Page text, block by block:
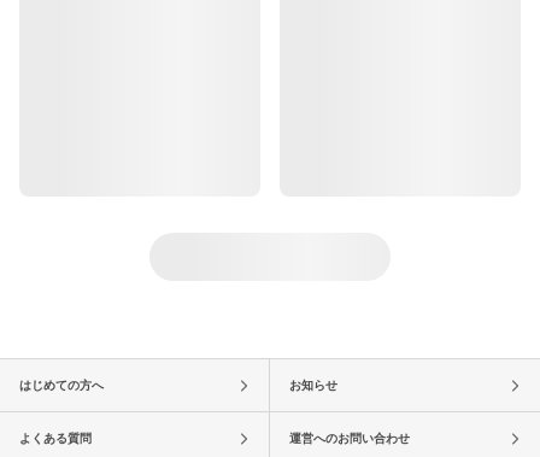
はじめての方へ お知らせ
よくある質問 運営へのお問い合わせ